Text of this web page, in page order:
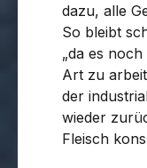
dazu, alle
So bleibt
„da es noch
Art zu
der
wieder
Fleisch